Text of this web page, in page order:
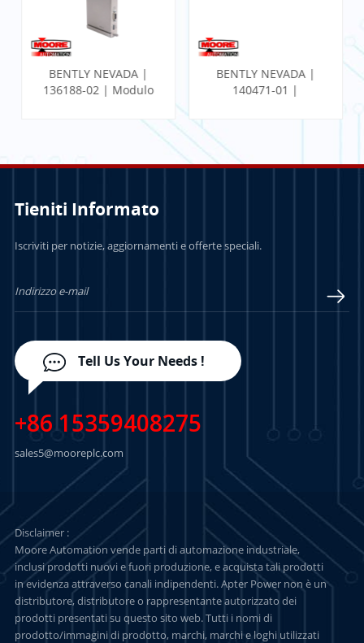
BENTLY NEVADA |
136188-02 | Modulo
BENTLY NEVADA |
140471-01 |
PROXIMITOR CON
Tieniti Informato
Iscriviti per notizie, aggiornamenti e offerte speciali.
Tell Us Your Needs !
+86 15359408275
sales5@mooreplc.com
Disclaimer :
Moore Automation vende parti di automazione industriale,
inclusi prodotti nuovi e fuori produzione, e acquista tali prodotti
in evidenza attraverso canali indipendenti. Apter Power non è un
distributore, distributore o rappresentante autorizzato dei
prodotti presentati su questo sito web. Tutti i nomi di
prodotto/immagini di prodotto, marchi, marchi e loghi utilizzati